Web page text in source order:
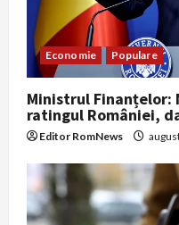
o
n
Economie Populare
Ministrul Finanțelor:
ratingul României,
Editor RomNews